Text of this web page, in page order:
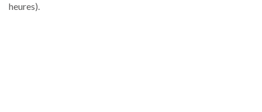
heures).